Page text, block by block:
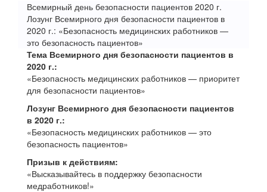
Всемирный день безопасности пациентов 2020 г.
Лозунг Всемирного дня безопасности пациентов в
2020 г.: «Безопасность медицинских работников —
это безопасность пациентов»
Тема Всемирного дня безопасности пациентов в
2020 г.:
«Безопасность медицинских работников — приоритет
для безопасности пациентов»
Лозунг Всемирного дня безопасности пациентов
в 2020 г.:
«Безопасность медицинских работников — это
безопасность пациентов»
Призыв к действиям:
«Высказывайтесь в поддержку безопасности
медработников!»